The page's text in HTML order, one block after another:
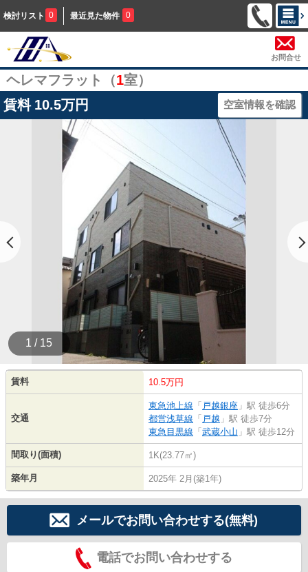
検討リスト 0 最近見た物件 0
お問合せ
ヘレマフラット（1室）
賃料 10.5万円 空室情報を確認
1 / 15
賃料 10.5万円
交通
東急池上線 「 戸越銀座 」駅 徒歩6分
都営浅草線 「 戸越 」駅 徒歩7分
東急目黒線 「 武蔵小山 」駅 徒歩12分
間取り(面積) 1K(23.77㎡)
築年月 2025年 2月(築1年)
メールでお問い合わせする(無料)
電話でお問い合わせする